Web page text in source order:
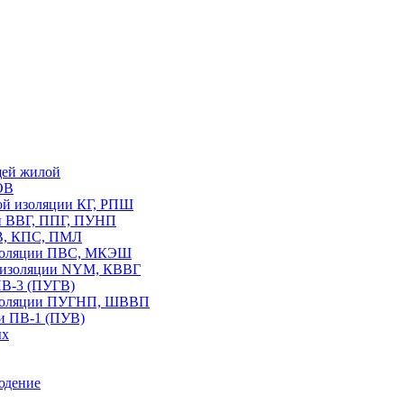
жилой
изоляции КГ, РПШ
ВВГ, ППГ, ПУНП
КПС, ПМЛ
ПВС, МКЭШ
NYM, КВВГ
3 (ПУГВ)
ПУГНП, ШВВП
ПВ-1 (ПУВ)